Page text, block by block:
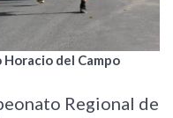
del Campo
Regional de